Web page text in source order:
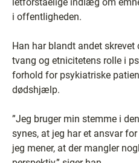
i offentligheden.
Han har blandt andet
tvang og etnicitetens rolle i
forhold for psykiatriske
dødshjælp.
”Jeg bruger min stemme i
synes, at jeg har et ansvar
jeg mener, at der mangler